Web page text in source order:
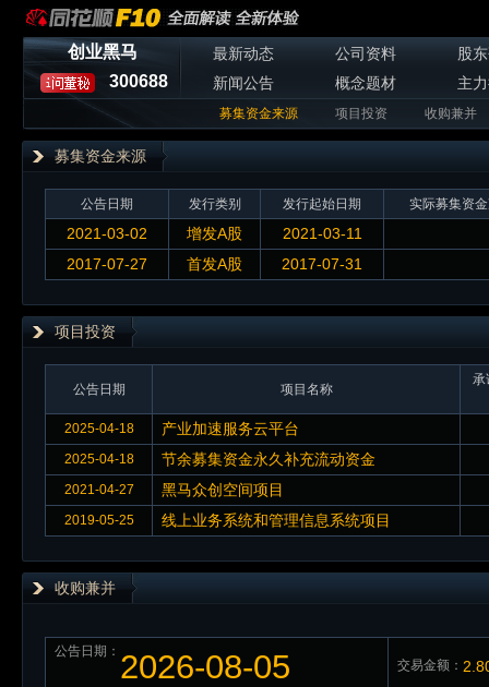
创业黑马
300688
最新动态 公司资料
股
新闻公告
概念题材 主
募集资金来源 项目投资 收购兼并
募集资金来源
公告日期 发行类别 发行起始日期 实际募集资
2021-03-02 增发A股
2021-03-11
2017-07-27
首发A股 2017-07-31
项目投资
公告日期 项目名称
承
2025-04-18 产业加速服务云平台
2025-04-18 节余募集资金永久补充流动资金
2021-04-27 黑马众创空间项目
2019-05-25 线上业务系统和管理信息系统项目
收购兼并
公告日期： 2026-08-05 交易金额：